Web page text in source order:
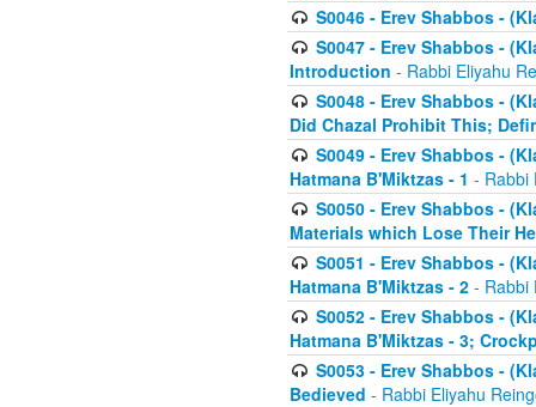
S0046 - Erev Shabbos -
S0047 - Erev Shabbos -
Introduction - Rabbi Eliyahu
S0048 - Erev Shabbos -
Did Chazal Prohibit This;
S0049 - Erev Shabbos -
Hatmana B'Miktzas - 1 - Rabbi
S0050 - Erev Shabbos -
Materials which Lose Their
S0051 - Erev Shabbos -
Hatmana B'Miktzas - 2 - Rabbi
S0052 - Erev Shabbos -
Hatmana B'Miktzas - 3;
S0053 - Erev Shabbos -
Bedieved - Rabbi Eliyahu